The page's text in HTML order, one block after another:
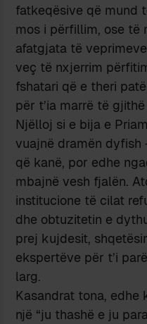
fatkeqësive që mund
mos i përfillim, ose të
afatgjata të
veç të nxjerrim
fshatari që e theri
për t’ia marrë të
Njëlloj si e bija e
vuajnë dramën
që kanë, por edhe
mbajnë vesh fjalën.
institucione të cilat
dhe obtuzitetin e
prej kujdesit,
ekspertëve për t’i
larg.
Kasandrat tona, edhe
një “ju thashë e ju